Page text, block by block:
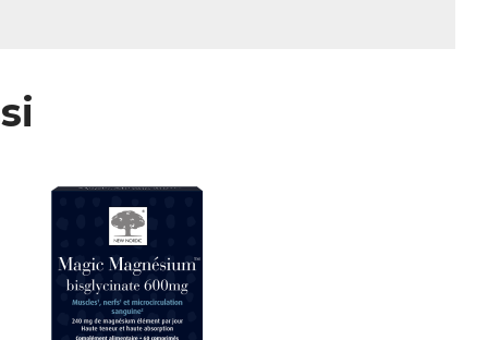
physique, tout en contribuant au bon
ont été mises en évidence
gras exceptionnel qui n’existe que
de la Vitamine C, protégeant
période de fatigue.